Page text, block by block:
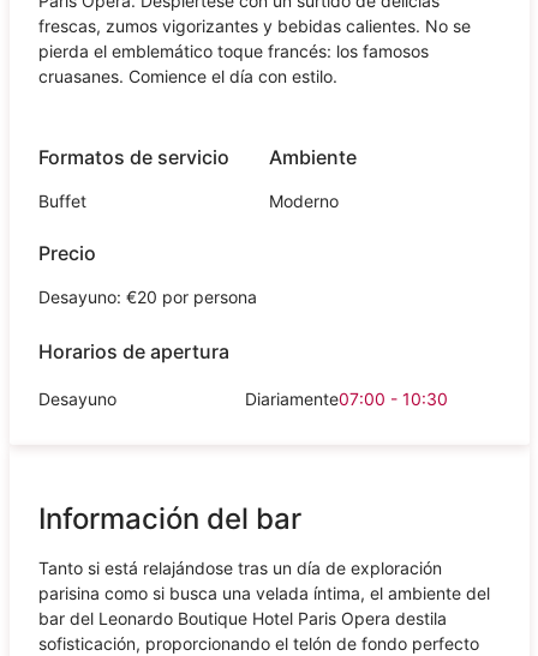
frescas, zumos vigorizantes y bebidas calientes. No se
pierda el emblemático toque francés: los famosos
cruasanes. Comience el día con estilo.
Formatos de servicio
Buffet
Ambiente
Moderno
Precio
Desayuno: €20 por persona
Horarios de apertura
Desayuno Diariamente07:00 - 10:30
Información del bar
Tanto si está relajándose tras un día de exploración
parisina como si busca una velada íntima, el ambiente del
bar del Leonardo Boutique Hotel Paris Opera destila
sofisticación, proporcionando el telón de fondo perfecto